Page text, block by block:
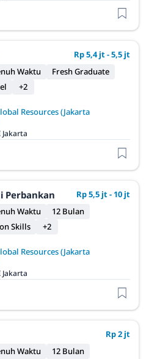
Rp 5,4 jt - 5,5 jt
Waktu
Fresh Graduate
+2
Resources (Jakarta
Jakarta
Perbankan
Rp 5,5 jt - 10 jt
Waktu
12 Bulan
Skills +2
Resources (Jakarta
Jakarta
Rp 2 jt
Waktu
12 Bulan